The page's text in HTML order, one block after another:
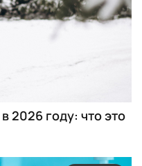
2026 году: что это